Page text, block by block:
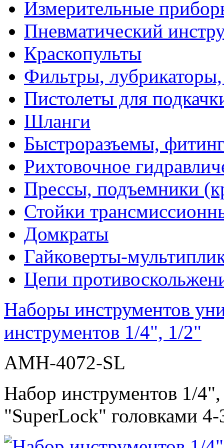
Измерительные
Пневматический
Краскопульты
Фильтры,
Пистолеты для
Шланги
Быстроразъемы,
Рихтовочное
Прессы, подъемники
Стойки
Домкраты
Гайковерты-
Цепи
Наборы инструментов
инструментов 1/4", 1/2"
AMH-4072-SL
Набор инструментов 1/
"SuperLock" головками